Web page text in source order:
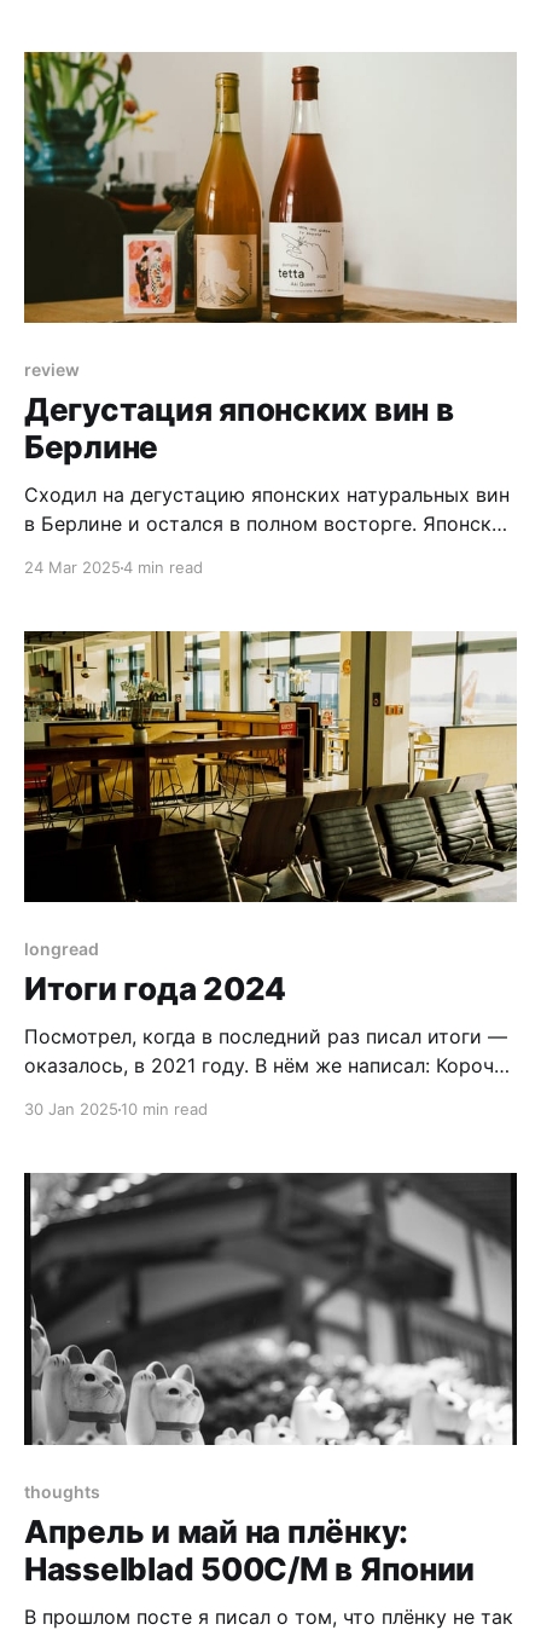
последнюю копейку в акции, чтобы через 10 лет
она стала тысячей» — нет. Сначала нужно решить
повседневные задачи, а уже потом инвестировать
на остаток. Я пробовал
review
Дегустация японских вин в
Берлине
Сходил на дегустацию японских натуральных вин
в Берлине и остался в полном восторге. Японские
для себя японское вино только под конец
поездки, так что не успел выпить столько,
сколько
24 Mar 20254 min read
longread
Итоги года 2024
Посмотрел, когда в последний раз писал итоги —
оказалось, в 2021 году. В нём же написал: Короче,
Подводить итоги года не только приятно, но и
полезно:
30 Jan 2025 10 min read
thoughts
Апрель и май на плёнку:
Hasselblad 500C/M в Японии
В прошлом посте я писал о том, что плёнку не так